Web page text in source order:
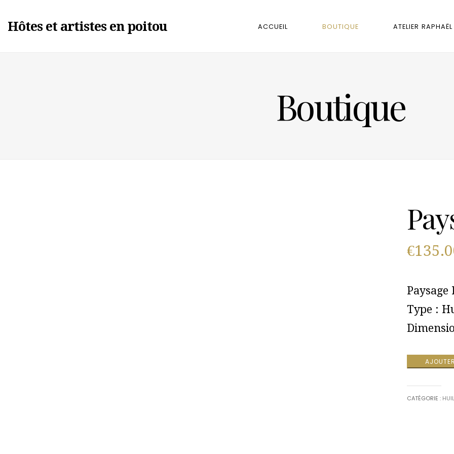
Hôtes et artistes en poitou ACCUEIL BOUTIQUE ATELIER RAPHAËL
Boutique
€
Paysage
Type :
CATÉGORIE :